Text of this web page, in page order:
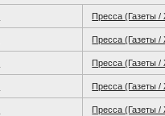
Пресса (Газеты
Пресса (Газеты
Пресса (Газеты
Пресса (Газеты
Пресса (Газеты